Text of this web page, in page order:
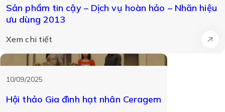
Sản phẩm tin cậy – Dịch vụ hoàn hảo – Nhãn hiệu
ưu dùng 2013
Xem chi tiết
10/09/2025
Hội thảo Gia đình hạt nhân Ceragem